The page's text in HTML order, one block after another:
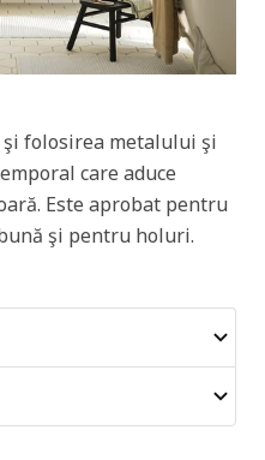
folosirea metalului şi
care aduce
Este aprobat pentru
şi pentru holuri.